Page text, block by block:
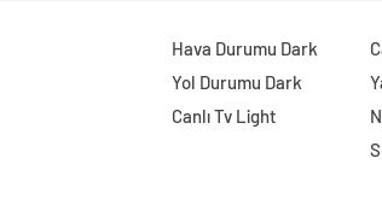
Hava Durumu Dark
Yol Durumu Dark
Canlı Tv Light